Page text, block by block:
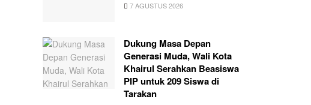
7 AGUSTUS 2026
Dukung Masa Depan
Generasi Muda, Wali Kota
Khairul Serahkan Beasiswa
PIP untuk 209 Siswa di
Tarakan